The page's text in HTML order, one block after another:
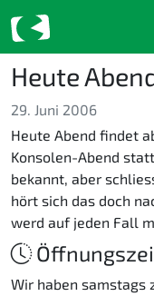
Heute
29. Juni 2006
Heute Abend findet
Konsolen-Abend
bekannt, aber
hört sich das doch
werd auf jeden Fall
Wir haben samstags